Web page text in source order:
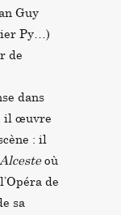
Guy
Py…)
de
dans
il œuvre
: il
Alceste où
de
sa